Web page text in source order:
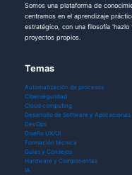
Somos una plataforma de
centramos en el aprendizaje
estratégico, con una filosofía
proyectos propios.
Temas
Automatización de procesos
Ciberseguridad
Cloud computing
Desarrollo de Software y Aplicaciones
DevOps
Diseño UX/UI
Formación técnica
Guías y Consejos
Hardware y Componentes
IA